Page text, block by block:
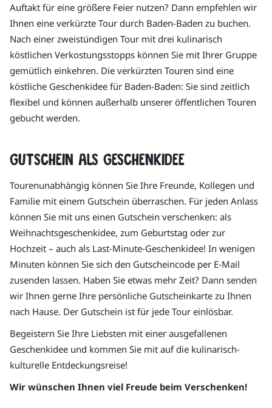
Auftakt für eine größere Feier nutzen? Dann empfehlen wir
Ihnen eine verkürzte Tour durch Baden-Baden zu buchen.
Nach einer zweistündigen Tour mit drei kulinarisch
köstlichen Verkostungsstopps können Sie mit Ihrer Gruppe
gemütlich einkehren. Die verkürzten Touren sind eine
köstliche Geschenkidee für Baden-Baden: Sie sind zeitlich
flexibel und können außerhalb unserer öffentlichen Touren
gebucht werden.
Gutschein als Geschenkidee
Tourenunabhängig können Sie Ihre Freunde, Kollegen und
Familie mit einem Gutschein überraschen. Für jeden Anlass
können Sie mit uns einen Gutschein verschenken: als
Weihnachtsgeschenkidee, zum Geburtstag oder zur
Hochzeit – auch als Last-Minute-Geschenkidee! In wenigen
Minuten können Sie sich den Gutscheincode per E-Mail
zusenden lassen. Haben Sie etwas mehr Zeit? Dann senden
wir Ihnen gerne Ihre persönliche Gutscheinkarte zu Ihnen
nach Hause. Der Gutschein ist für jede Tour einlösbar.
Begeistern Sie Ihre Liebsten mit einer ausgefallenen
Geschenkidee und kommen Sie mit auf die kulinarisch-
kulturelle Entdeckungsreise!
Wir wünschen Ihnen viel Freude beim Verschenken!